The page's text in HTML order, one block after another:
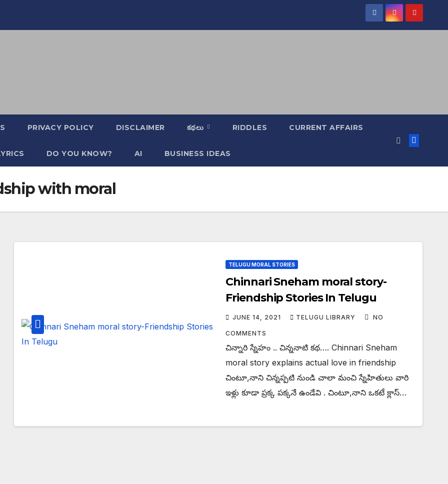
PRIVACY POLICY DISCLAIMER కథలు RIDDLES CURRENT AFFAIRS
DO YOU KNOW? AI BUSINESS IDEAS
with moral
TELUGU MORAL STORIES
Chinnari Sneham moral story-
Friendship Stories In Telugu
JUNE 14, 2021 TELUGU LIBRARY NO
COMMENTS
చిన్నారి స్నేహం .. చిన్ననాటి కథ…. Chinnari Sneham
moral story explains actual love in friendship
చింటూ,నాని చిన్నప్పటి నుండి చాలా మంచి స్నేహితులు వారి
ఇళ్లు కూడా ప్రక్క పక్కనే ఉండేవి . చింటూ,నాని ఒకటే క్లాస్…